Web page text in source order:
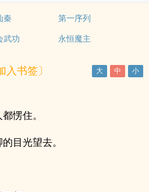
秦
第一序列
武功 永恒魔主
入书签〕
愣住。
目光望去。